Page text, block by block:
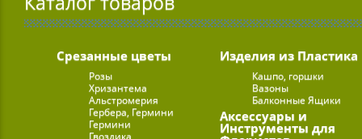
Срезанные цветы
Розы
Хризантема
Альстромерия
Гербера, Гермини
Гермини
Гвоздика
Изделия из Пластика
Кашпо, горшки
Вазоны
Балконные Ящики
Аксессуары и
Инструменты для